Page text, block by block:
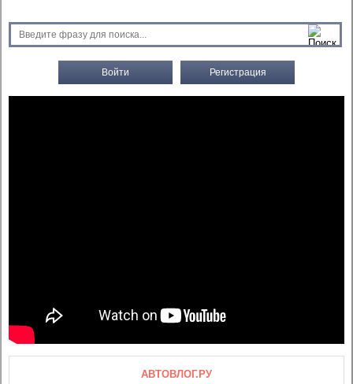
Войти Регистрация
АВТОВЛОГ.РУ